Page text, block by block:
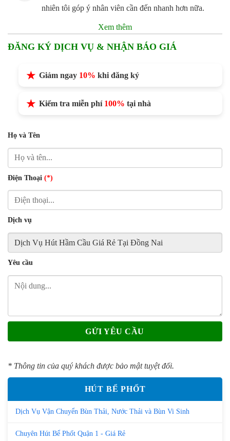
nhiên tôi góp ý nhân viên cần đến nhanh hơn nữa.
Xem thêm
ĐĂNG KÝ DỊCH VỤ & NHẬN BÁO GIÁ
Giảm ngay 10% khi đăng ký
Kiểm tra miễn phí 100% tại nhà
Họ và Tên
Điện Thoại (*)
Dịch vụ
Yêu cầu
* Thông tin của quý khách được bảo mật tuyệt đối.
HÚT BỂ PHỐT
Dịch Vụ Vận Chuyển Bùn Thải, Nước Thải và Bùn Vi Sinh
Chuyên Hút Bể Phốt Quận 1 - Giá Rẻ